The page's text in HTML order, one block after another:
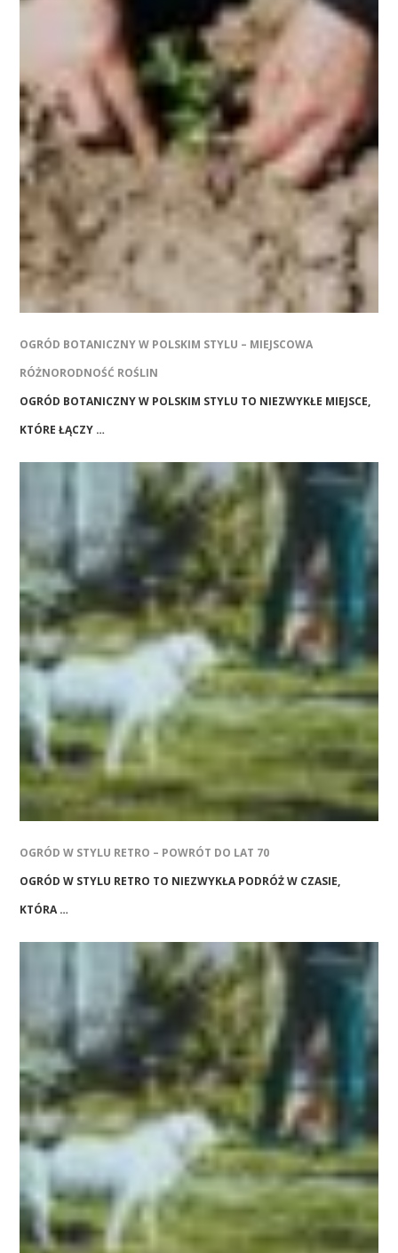
OGRÓD BOTANICZNY W POLSKIM STYLU – MIEJSCOWA
RÓŻNORODNOŚĆ ROŚLIN
OGRÓD BOTANICZNY W POLSKIM STYLU TO NIEZWYKŁE MIEJSCE,
KTÓRE ŁĄCZY …
OGRÓD W STYLU RETRO – POWRÓT DO LAT 70
OGRÓD W STYLU RETRO TO NIEZWYKŁA PODRÓŻ W CZASIE,
KTÓRA …